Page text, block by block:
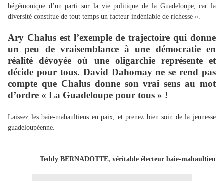
hégémonique d’un parti sur la vie politique de la Guadeloupe, car la
diversité constitue de tout temps un facteur indéniable de richesse ».
Ary Chalus est l’exemple de trajectoire qui donne
un peu de vraisemblance à une démocratie en
réalité dévoyée où une oligarchie représente et
décide pour tous. David Dahomay ne se rend pas
compte que Chalus donne son vrai sens au mot
d’ordre « La Guadeloupe pour tous » !
Laissez les baie-mahaultiens en paix, et prenez bien soin de la jeunesse
guadeloupéenne.
Teddy BERNADOTTE, véritable électeur baie-mahaultien